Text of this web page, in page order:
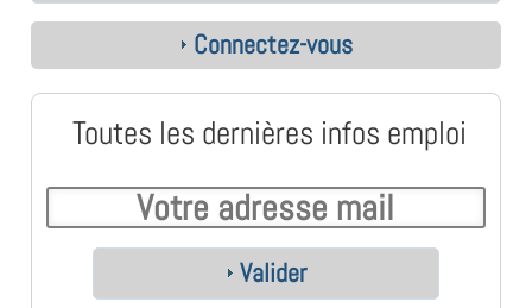
Connectez-vous
Toutes les dernières infos emploi
Valider